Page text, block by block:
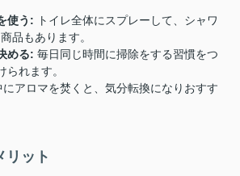
使う: トイレ全体にスプレーして、シャワ
品もあります。
める: 毎日同じ時間に掃除をする習慣をつ
られます。
にアロマを焚くと、気分転換になりおすす
リット